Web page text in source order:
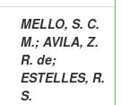
MELLO, S. C.
M.; AVILA, Z.
R. de;
ESTELLES, R.
S.